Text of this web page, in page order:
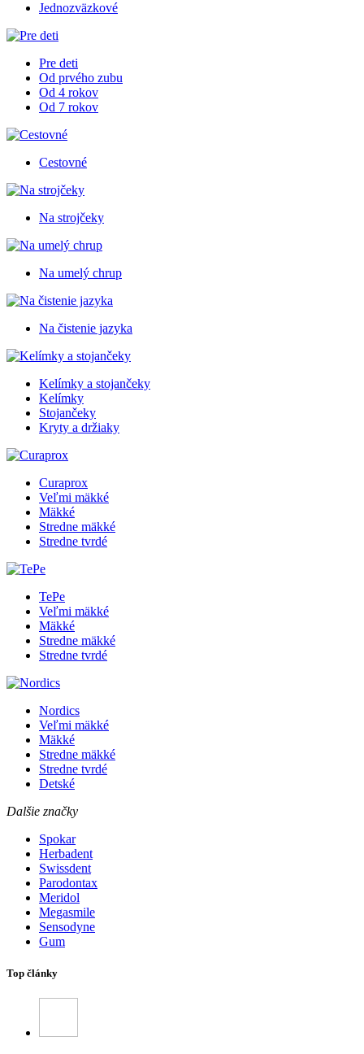
Jednozväzkové
Pre deti
Od prvého zubu
Od 4 rokov
Od 7 rokov
Cestovné
Na strojčeky
Na umelý chrup
Na čistenie jazyka
Kelímky a stojančeky
Kelímky
Stojančeky
Kryty a držiaky
Curaprox
Veľmi mäkké
Mäkké
Stredne mäkké
Stredne tvrdé
TePe
Veľmi mäkké
Mäkké
Stredne mäkké
Stredne tvrdé
Nordics
Veľmi mäkké
Mäkké
Stredne mäkké
Stredne tvrdé
Detské
Dalšie značky
Spokar
Herbadent
Swissdent
Parodontax
Meridol
Megasmile
Sensodyne
Gum
Top články